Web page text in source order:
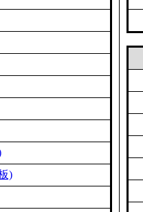
)